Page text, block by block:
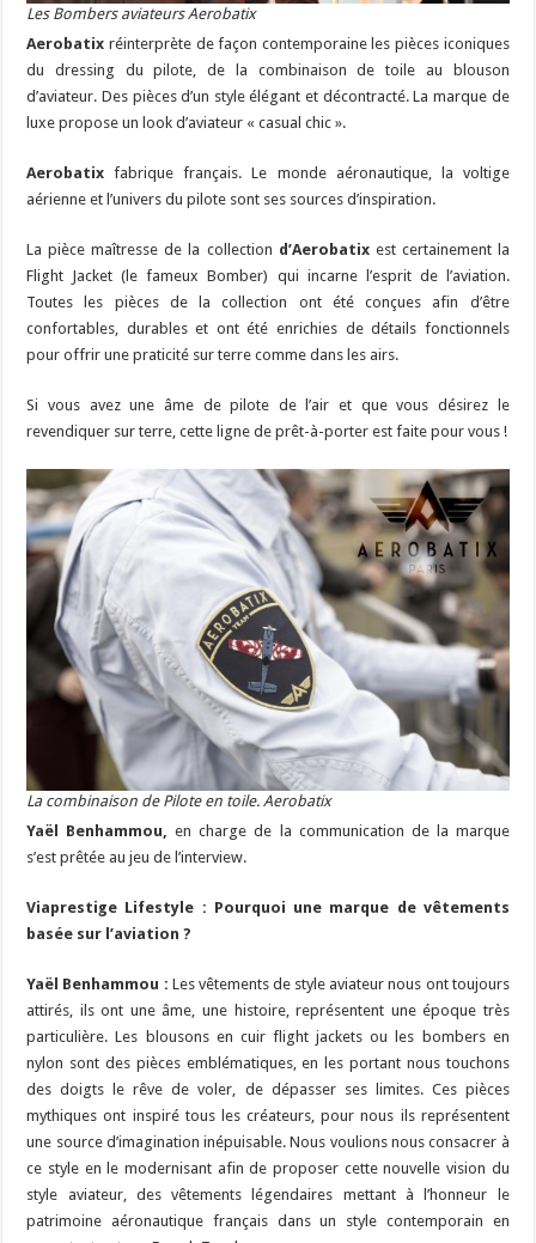
Les Bombers aviateurs Aerobatix
Aerobatix réinterprète de façon contemporaine les pièces iconiques
du dressing du pilote, de la combinaison de toile au blouson
d’aviateur. Des pièces d’un style élégant et décontracté. La marque de
luxe propose un look d’aviateur « casual chic ».
Aerobatix fabrique français. Le monde aéronautique, la voltige
aérienne et l’univers du pilote sont ses sources d’inspiration.
La pièce maîtresse de la collection d’Aerobatixest certainement la
Flight Jacket (le fameux Bomber) qui incarne l’esprit de l’aviation.
Toutes les pièces de la collection ont été conçues afin d’être
confortables, durables et ont été enrichies de détails fonctionnels
pour offrir une praticité sur terre comme dans les airs.
Si vous avez une âme de pilote de l’air et que vous désirez le
revendiquer sur terre, cette ligne de prêt-à-porter est faite pour vous !
La combinaison de Pilote en toile. Aerobatix
Yaël Benhammou,en charge de la communication de la marque
s’est prêtée au jeu de l’interview.
Viaprestige Lifestyle : Pourquoi une marque de vêtements
basée sur l’aviation ?
Yaël Benhammou : Les vêtements de style aviateur nous ont toujours
attirés, ils ont une âme, une histoire, représentent une époque très
particulière. Les blousons en cuir flight jackets ou les bombers en
nylon sont des pièces emblématiques, en les portant nous touchons
des doigts le rêve de voler, de dépasser ses limites. Ces pièces
mythiques ont inspiré tous les créateurs, pour nous ils représentent
une source d’imagination inépuisable. Nous voulions nous consacrer à
ce style en le modernisant afin de proposer cette nouvelle vision du
style aviateur, des vêtements légendaires mettant à l’honneur le
patrimoine aéronautique français dans un style contemporain en